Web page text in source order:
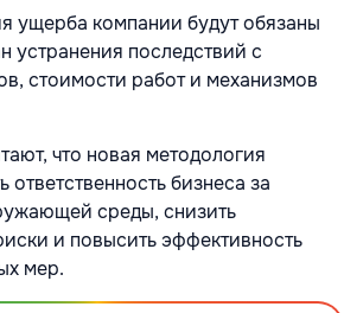
ущерба компании будут обязаны
устранения последствий с
стоимости работ и механизмов
что новая методология
ответственность бизнеса за
среды, снизить
и повысить эффективность
мер.